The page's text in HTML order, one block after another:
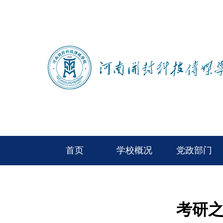
首页 学校概况 党政部门
考研